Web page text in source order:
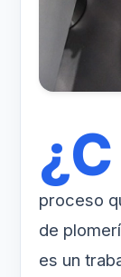
¿C
proceso
de
es un